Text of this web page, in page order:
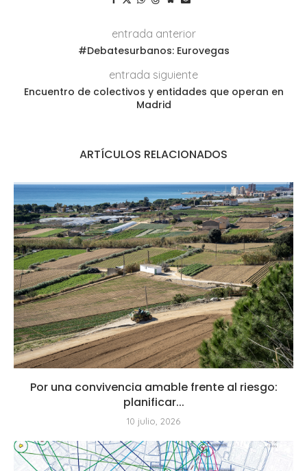
entrada anterior
#Debatesurbanos: Eurovegas
entrada siguiente
Encuentro de colectivos y entidades que operan en
Madrid
ARTÍCULOS RELACIONADOS
Por una convivencia amable frente al riesgo:
planificar...
10 julio, 2026